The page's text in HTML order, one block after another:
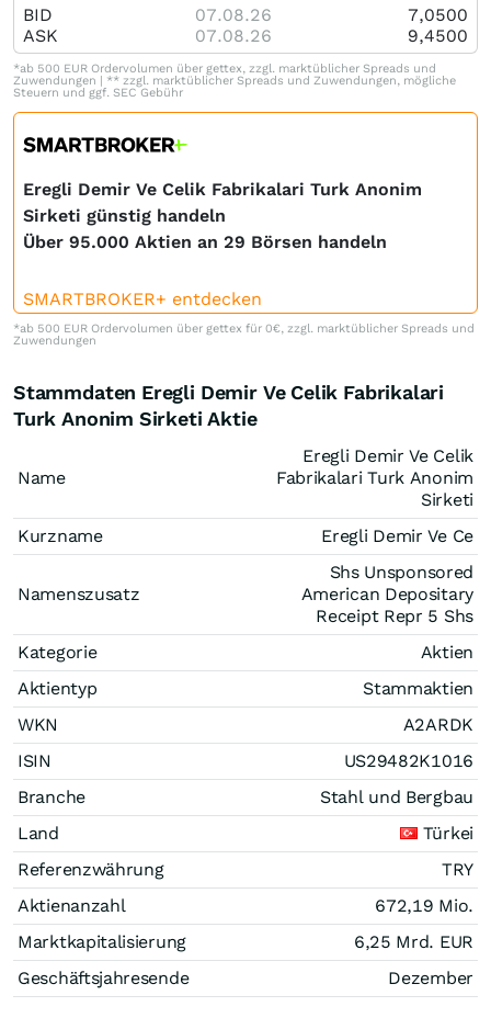
BID 07.08.26
7,0500
ASK
07.08.26 9,4500
*ab 500 EUR Ordervolumen über gettex, zzgl. marktüblicher Spreads und
Zuwendungen | ** zzgl. marktüblicher Spreads und Zuwendungen, mögliche
Steuern und ggf. SEC Gebühr
Eregli Demir Ve Celik Fabrikalari Turk Anonim
Sirketi günstig handeln
Über 95.000 Aktien an 29 Börsen handeln
SMARTBROKER+ entdecken
*ab 500 EUR Ordervolumen über gettex für 0€, zzgl. marktüblicher Spreads und
Zuwendungen
Stammdaten Eregli Demir Ve Celik Fabrikalari
Turk Anonim Sirketi Aktie
Name
Eregli Demir Ve Celik
Fabrikalari Turk Anonim
Sirketi
Kurzname
Eregli Demir Ve Ce
Namenszusatz
Shs Unsponsored
American Depositary
Receipt Repr 5 Shs
Kategorie
Aktien
Aktientyp
Stammaktien
WKN
A2ARDK
ISIN
US29482K1016
Branche
Stahl und Bergbau
Land
Türkei
Referenzwährung
TRY
Aktienanzahl
672,19 Mio.
Marktkapitalisierung
6,25 Mrd. EUR
Geschäftsjahresende
Dezember